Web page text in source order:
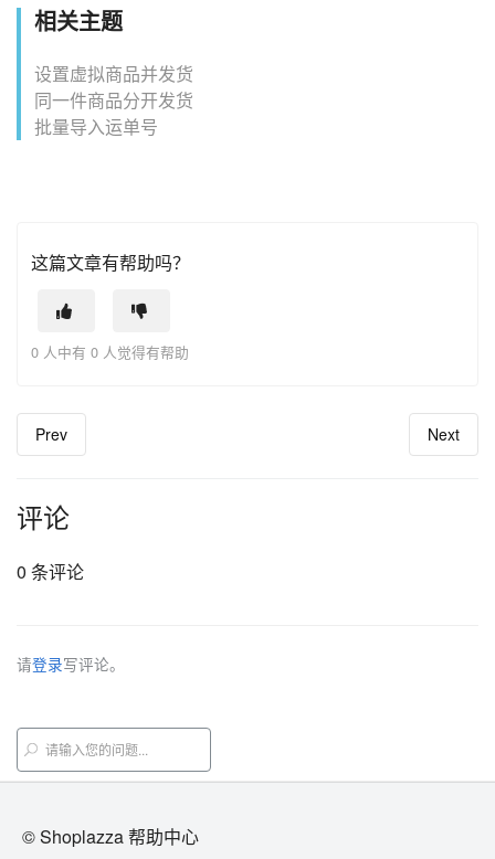
相关主题
设置虚拟商品并发货
同一件商品分开发货
批量导入运单号
这篇文章有帮助吗？
0 人中有 0 人觉得有帮助
Prev Next
评论
0 条评论
请登录写评论。
© Shoplazza 帮助中心